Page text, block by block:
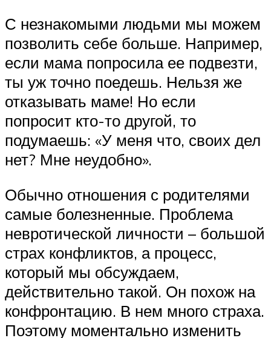
С незнакомыми людьми мы можем
позволить себе больше. Например,
если мама попросила ее подвезти,
ты уж точно поедешь. Нельзя же
отказывать маме! Но если
попросит кто-то другой, то
подумаешь: «У меня что, своих дел
нет? Мне неудобно».
Обычно отношения с родителями
самые болезненные. Проблема
невротической личности – большой
страх конфликтов, а процесс,
который мы обсуждаем,
действительно такой. Он похож на
конфронтацию. В нем много страха.
Поэтому моментально изменить